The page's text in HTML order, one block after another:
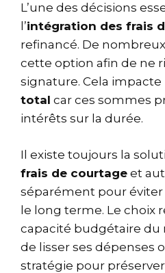
L’une des décisions
l’intégration des frais
refinancé. De
cette option afin de ne
signature. Cela
total car ces sommes
intérêts sur la durée.
Il existe toujours la
frais de courtage et
séparément pour
le long terme. Le choix
capacité budgétaire du
de lisser ses dépenses
stratégie pour